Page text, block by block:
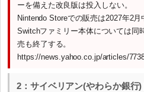
ーを備えた改良版は投入しない。
Nintendo Storeでの販売は2027年2
Switchファミリー本体については同
売も終了する。
https://news.yahoo.co.jp/articles/
2：サイベリアン(やわらか銀行)